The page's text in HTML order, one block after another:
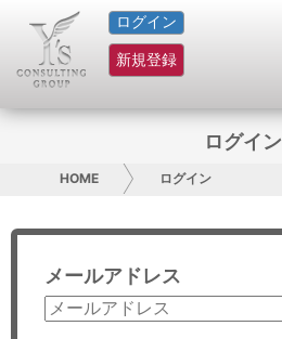
ログイン
新規登録
HOME
サービス紹介
グループ概要
採用情報
お問い合わせ
ログイン
HOME ログイン
メールアドレス